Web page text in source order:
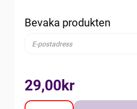
Bevaka produkten
29,00kr